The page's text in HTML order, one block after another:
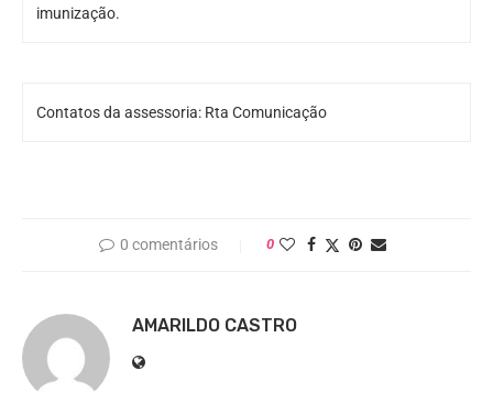
imunização.
Contatos da assessoria: Rta Comunicação
0 comentários 0
AMARILDO CASTRO